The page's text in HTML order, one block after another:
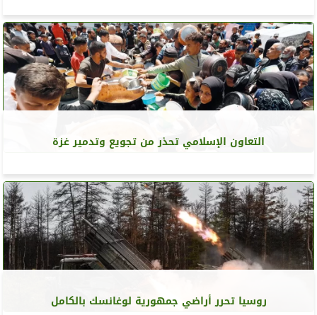
التعاون الإسلامي تحذر من تجويع وتدمير غزة
روسيا تحرر أراضي جمهورية لوغانسك بالكامل